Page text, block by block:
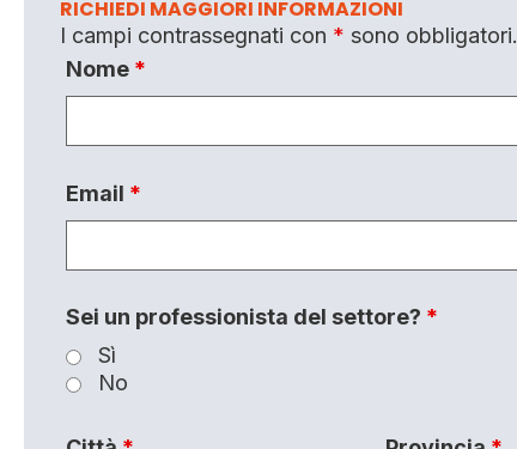
RICHIEDI MAGGIORI INFORMAZIONI
I campi contrassegnati con * sono obbligatori.
Nome *
Email *
Sei un professionista del settore? *
Sì
No